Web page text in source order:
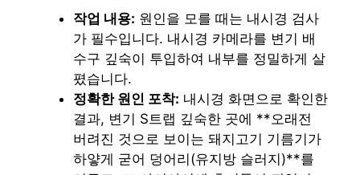
작업 내용: 원인을 모를 때는 내시경 검사
가 필수입니다. 내시경 카메라를 변기 배
수구 깊숙이 투입하여 내부를 정밀하게 살
폈습니다.
정확한 원인 포착: 내시경 화면으로 확인한
결과, 변기 S트랩 깊숙한 곳에 **오래전
버려진 것으로 보이는 돼지고기 기름기가
하얗게 굳어 덩어리(유지방 슬러지)**를